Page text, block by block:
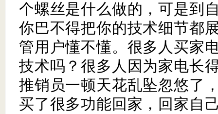
个螺丝是什么做的，可是到
你巴不得把你的技术细节都
管用户懂不懂。很多人买家
技术吗？很多人因为家电长
推销员一顿天花乱坠忽悠了
买了很多功能回家，回家自